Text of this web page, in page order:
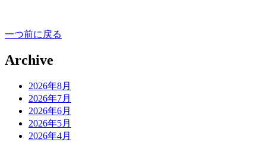
一つ前に戻る
Archive
2026年8月
2026年7月
2026年6月
2026年5月
2026年4月